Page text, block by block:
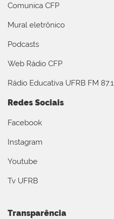
Comunica CFP
Mural eletrônico
Podcasts
Web Rádio CFP
Rádio Educativa UFRB FM 87.1
Redes Sociais
Facebook
Instagram
Youtube
Tv UFRB
Transparência